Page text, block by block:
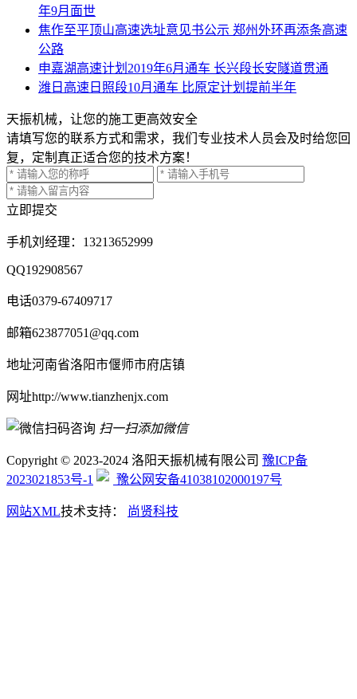
年9月面世
焦作至平顶山高速选址意见书公示 郑州外环再添条高速
公路
申嘉湖高速计划2019年6月通车 长兴段长安隧道贯通
潍日高速日照段10月通车 比原定计划提前半年
天振机械，让您的施工更高效安全
请填写您的联系方式和需求，我们专业技术人员会及时给您回
复，定制真正适合您的技术方案！
立即提交
手机刘经理：13213652999
QQ192908567
电话0379-67409717
邮箱623877051@qq.com
地址河南省洛阳市偃师市府店镇
网址http://www.tianzhenjx.com
扫一扫添加微信
Copyright © 2023-2024 洛阳天振机械有限公司 豫ICP备
2023021853号-1
豫公网安备41038102000197号
网站XML技术支持： 尚贤科技